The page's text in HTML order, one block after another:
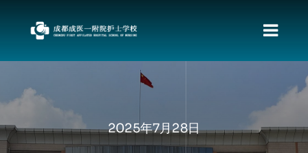
容
切
换
航
关于我们
新闻动态 2025年7月28日